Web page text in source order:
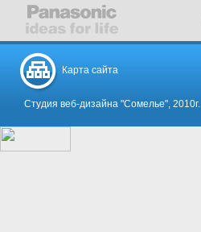
Карта сайта
Студия веб-дизайна "Сомелье", 2010г.